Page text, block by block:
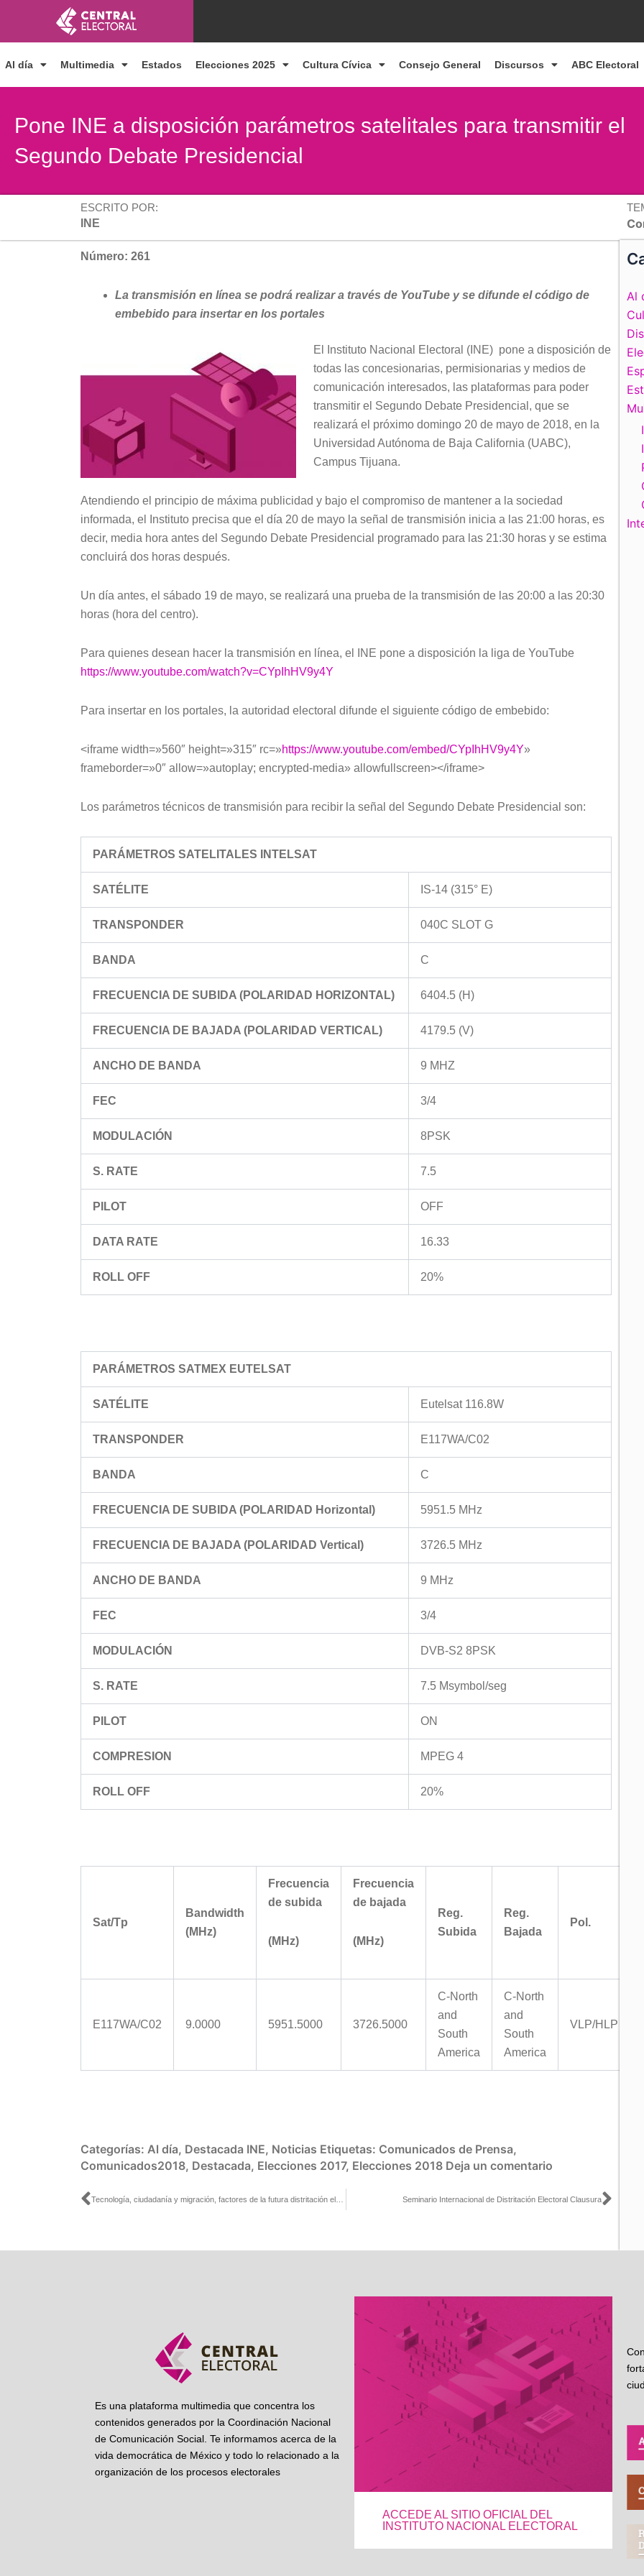
contenido
Al día Multimedia Estados Elecciones 2025 Cultura Cívica Consejo General Discursos ABC Electoral
Pone INE a disposición parámetros satelitales para transmitir el
Segundo Debate Presidencial
ESCRITO POR:
INE
Número: 261
La transmisión en línea se podrá realizar a través de YouTube y se difunde el código de
embebido para insertar en los portales
El Instituto Nacional Electoral (INE) pone a disposición de
todas las concesionarias, permisionarias y medios de
comunicación interesados, las plataformas para poder
transmitir el Segundo Debate Presidencial, que se
realizará el próximo domingo 20 de mayo de 2018, en la
Universidad Autónoma de Baja California (UABC),
Campus Tijuana.
Atendiendo el principio de máxima publicidad y bajo el compromiso de mantener a la sociedad
informada, el Instituto precisa que el día 20 de mayo la señal de transmisión inicia a las 21:00 horas, es
decir, media hora antes del Segundo Debate Presidencial programado para las 21:30 horas y se estima
concluirá dos horas después.
Un día antes, el sábado 19 de mayo, se realizará una prueba de la transmisión de las 20:00 a las 20:30
horas (hora del centro).
Para quienes desean hacer la transmisión en línea, el INE pone a disposición la liga de YouTube
https://www.youtube.com/watch?v=CYpIhHV9y4Y
Para insertar en los portales, la autoridad electoral difunde el siguiente código de embebido:
<iframe width=»560″ height=»315″ rc=»https://www.youtube.com/embed/CYpIhHV9y4Y»
frameborder=»0″ allow=»autoplay; encrypted-media» allowfullscreen></iframe>
Los parámetros técnicos de transmisión para recibir la señal del Segundo Debate Presidencial son:
PARÁMETROS SATELITALES INTELSAT
SATÉLITE IS-14 (315° E)
TRANSPONDER 040C SLOT G
BANDA C
FRECUENCIA DE SUBIDA (POLARIDAD HORIZONTAL) 6404.5 (H)
FRECUENCIA DE BAJADA (POLARIDAD VERTICAL) 4179.5 (V)
ANCHO DE BANDA 9 MHZ
FEC 3/4
MODULACIÓN 8PSK
S. RATE 7.5
PILOT OFF
DATA RATE 16.33
ROLL OFF 20%
PARÁMETROS SATMEX EUTELSAT
SATÉLITE Eutelsat 116.8W
TRANSPONDER E117WA/C02
BANDA C
FRECUENCIA DE SUBIDA (POLARIDAD Horizontal) 5951.5 MHz
FRECUENCIA DE BAJADA (POLARIDAD Vertical) 3726.5 MHz
ANCHO DE BANDA 9 MHz
FEC 3/4
MODULACIÓN DVB-S2 8PSK
S. RATE 7.5 Msymbol/seg
PILOT ON
COMPRESION MPEG 4
ROLL OFF 20%
Sat/Tp
Bandwidth
(MHz)
Frecuencia
de subida
(MHz)
Frecuencia
de bajada
(MHz)
Reg.
Subida
Reg.
Bajada
Pol.
E117WA/C02 9.0000 5951.5000 3726.5000
C-North
and
South
America
C-North
and
South
America
VLP/HLP
Categorías: Al día, Destacada INE, Noticias Etiquetas: Comunicados de Prensa,
Comunicados2018, Destacada, Elecciones 2017, Elecciones 2018 Deja un comentario
Ant Seminario Internacional de Distritación Electoral Clausura
Al
Es una plataforma multimedia que concentra los
contenidos generados por la Coordinación Nacional
de Comunicación Social. Te informamos acerca de la
vida democrática de México y todo lo relacionado a la
organización de los procesos electorales
ACCEDE AL SITIO OFICIAL DEL
INSTITUTO NACIONAL ELECTORAL